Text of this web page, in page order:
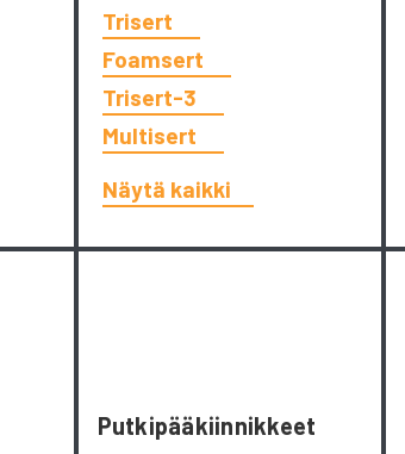
Trisert
Foamsert
Trisert-3
Multisert
Näytä kaikki
Putkipääkiinnikkeet